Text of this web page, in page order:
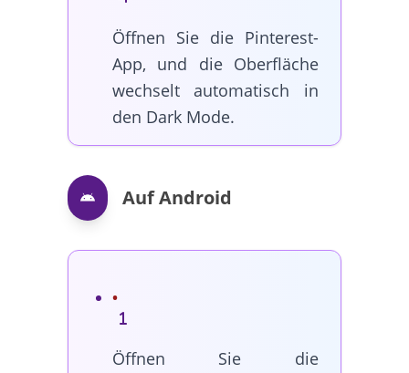
Öffnen Sie die Pinterest-
App, und die Oberfläche
wechselt automatisch in
den Dark Mode.
Auf Android
Öffnen Sie die